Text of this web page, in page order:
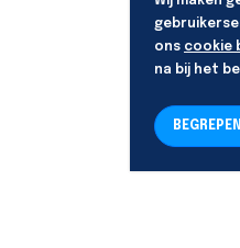
ons cookie
na bij het
BEGREPEN